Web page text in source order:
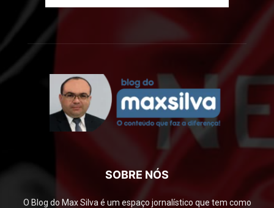
SOBRE NÓS
O Blog do Max Silva é um espaço jornalístico que tem como